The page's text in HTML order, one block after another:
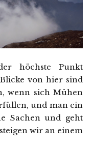
höchste Punkt
von hier sind
wenn sich Mühen
und man ein
Sachen und geht
wir an einem